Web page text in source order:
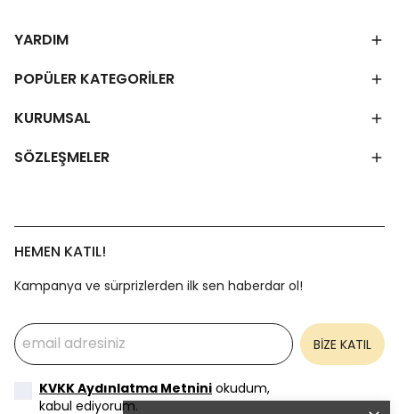
YARDIM
POPÜLER KATEGORİLER
KURUMSAL
SÖZLEŞMELER
HEMEN KATIL!
Kampanya ve sürprizlerden ilk sen haberdar ol!
BİZE KATIL
KVKK Aydınlatma Metnini okudum,
kabul ediyorum.